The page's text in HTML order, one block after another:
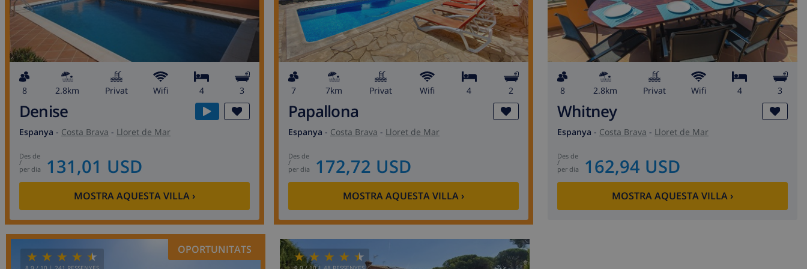
8 2.8km Privat wifi 4 3
Denise
Espanya - Costa Brava - Lloret de Mar
des de
/
per dia 131,01 USD
MOSTRA AQUESTA VILLA ›
7 7km Privat wifi 4 2
Papallona
Espanya - Costa Brava - Lloret de Mar
des de
/
per dia 172,72 USD
MOSTRA AQUESTA VILLA ›
8 2.8km Privat wifi 4 3
Whitney
Espanya - Costa Brava - Lloret de Mar
des de
/
per dia 162,94 USD
MOSTRA AQUESTA VILLA ›
OPORTUNITATS